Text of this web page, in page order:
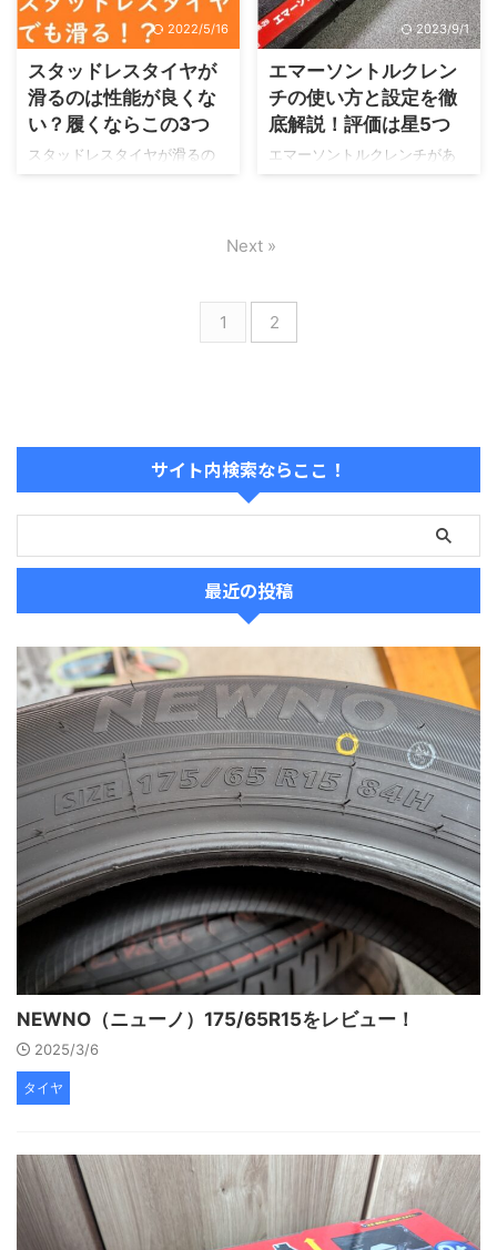
きます。今回は、自宅で簡単
にできる正しい保管方法をお
2022/5/16
スタッドレスタイヤが
滑るのは性能が良くな
い？履くならこの3つ
スタッドレスタイヤが滑るの
は、性能の良くない悪いスタ
2023/9/1
エマーソントルクレン
チの使い方と設定を徹
底解説！評価は星5つ
エマーソントルクレンチがあ
ると、タイヤ交換がとてもス
っても、締め付けが適切にで
緩い締め付けは、タイヤが外
れる危険があります。
1 2
Next »
サイト内検索ならここ！
最近の投稿
NEWNO（ニューノ）175/65R15をレビュー！
2025/3/6
タイヤ